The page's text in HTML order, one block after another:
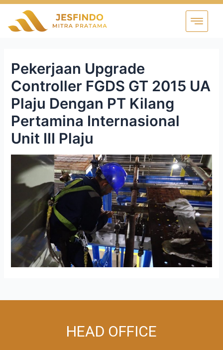
Pekerjaan Upgrade
Controller FGDS GT 2015 UA
Plaju Dengan PT Kilang
Pertamina Internasional
Unit III Plaju
HEAD OFFICE